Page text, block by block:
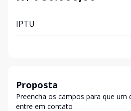
IPTU
Proposta
Preencha os campos para que um
entre em contato